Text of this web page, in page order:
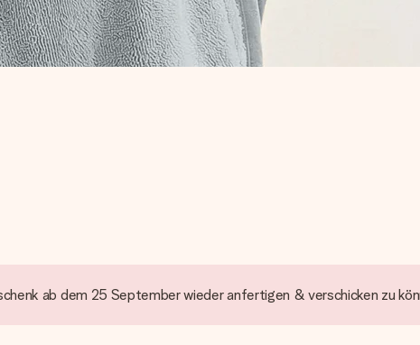
ab dem 25 September wieder anfertigen & verschicken zu